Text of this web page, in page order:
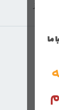
ما
پیشتاز